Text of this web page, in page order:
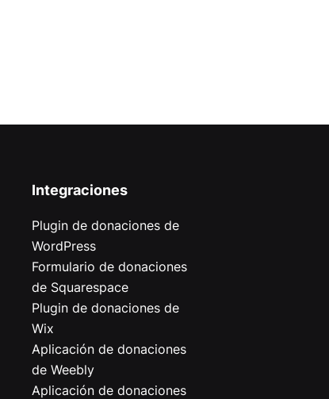
Integraciones
Plugin de donaciones de
WordPress
Formulario de donaciones
de Squarespace
Plugin de donaciones de
Wix
Aplicación de donaciones
de Weebly
Aplicación de donaciones